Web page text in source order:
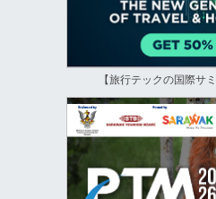
【旅行テックの国際サ